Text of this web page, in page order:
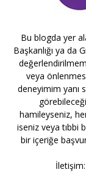
Bu blogda yer
Başkanlığı ya da
veya
deneyimim yanı
hamileyseniz,
iseniz veya tıbbi
bir içeriğe
İletişim: